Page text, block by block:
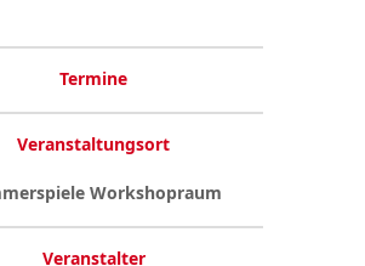
Termine
Veranstaltungsort
Workshopraum
Veranstalter